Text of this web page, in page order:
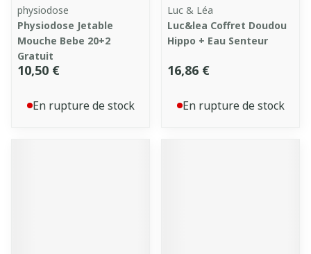
physiodose
Physiodose Jetable
Mouche Bebe 20+2
Gratuit
10,50 €
En rupture de stock
Luc & Léa
Luc&lea Coffret Doudou
Hippo + Eau Senteur
16,86 €
En rupture de stock